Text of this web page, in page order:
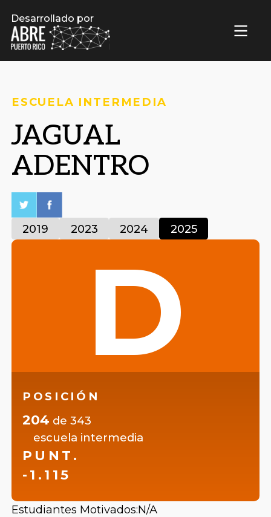
Desarrollado por
ESCUELA INTERMEDIA
JAGUAL
ADENTRO
2019 2023 2024 2025
D
POSICIÓN
204 de343
escuela intermedia
PUNT.
-1.115
Estudiantes Motivados:N/A